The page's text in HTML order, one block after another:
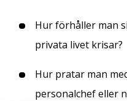
Hur förhåller man
privata livet krisar?
Hur pratar man
personalchef eller